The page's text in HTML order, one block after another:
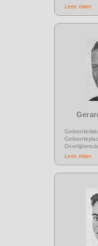
Lees meer
Lees meer